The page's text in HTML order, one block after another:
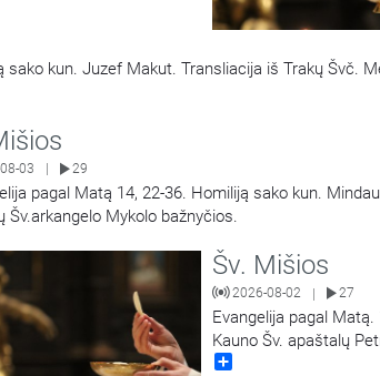
sako kun. Juzef Makut. Transliacija iš Trakų Švč.
03 29
pagal Matą 14, 22-36. Homiliją sako kun.
Šv.arkangelo Mykolo bažnyčios.
Šv. Mišios
2026-08-02 | 27
Evangelija pagal
Kauno Šv. apaštalų
bazilikos.